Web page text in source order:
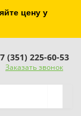
цену у
(351) 225-60-53
Заказать звонок